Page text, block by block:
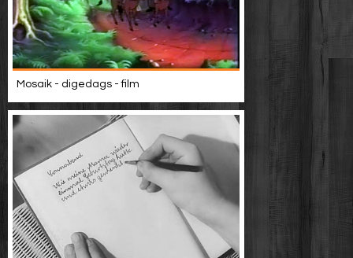
Mosaik - digedags - film